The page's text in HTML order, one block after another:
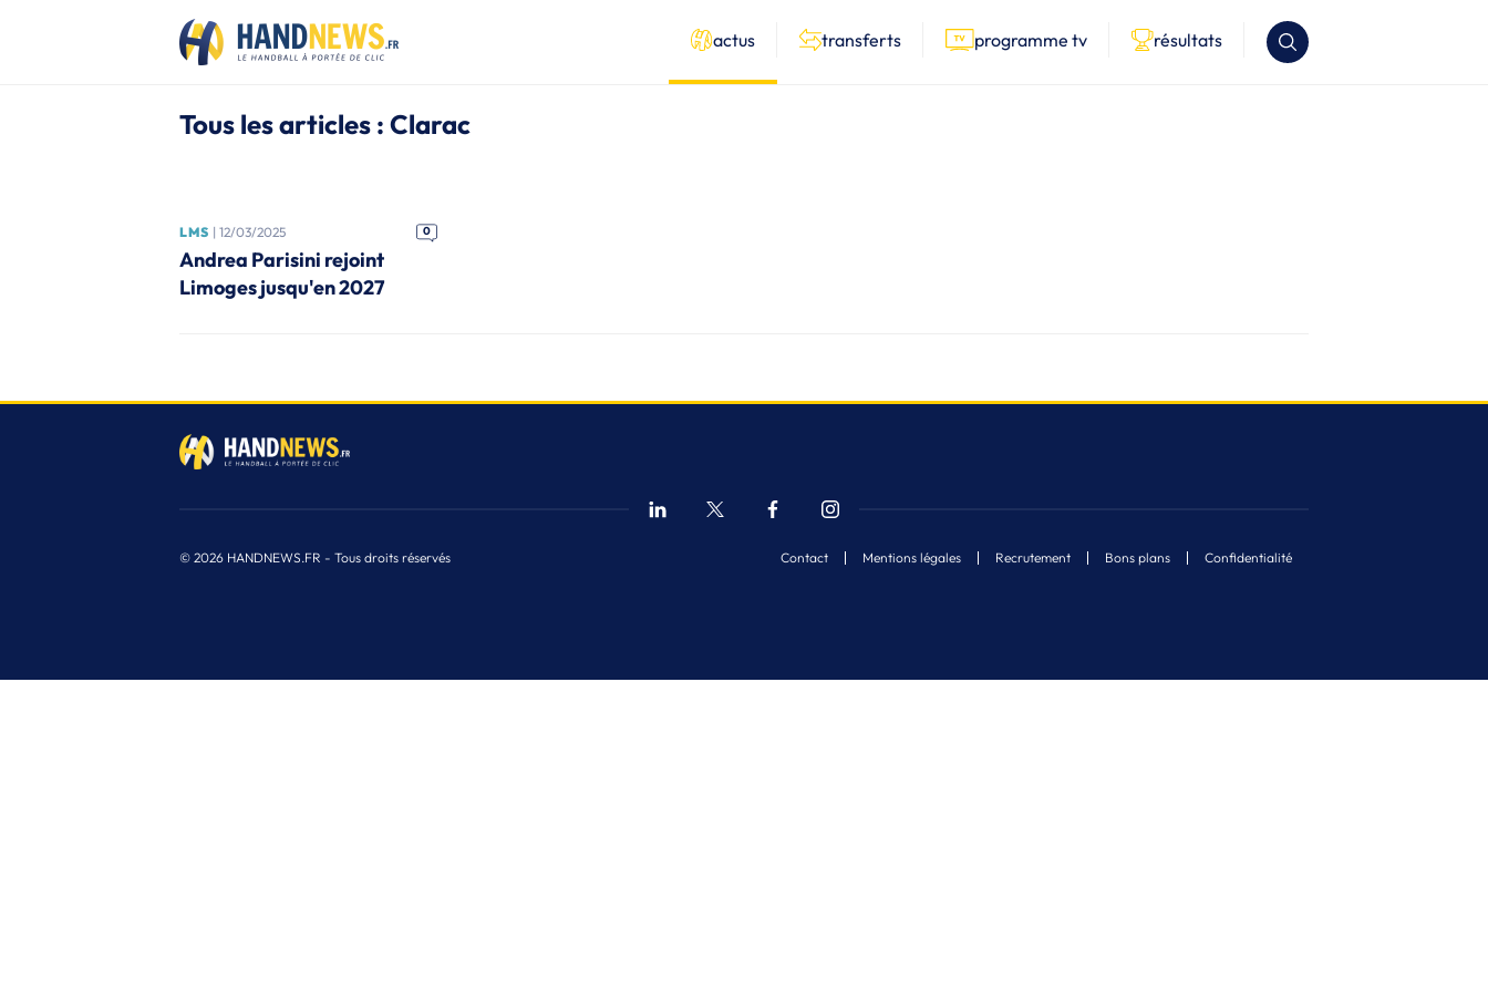
actus transferts programme tv résultats
Tous les articles : Clarac
LMS | 12/03/2025 0
Andrea Parisini rejoint
Limoges jusqu'en 2027
© 2026 HANDNEWS.FR - Tous droits réservés Contact Mentions légales Recrutement Bons plans Confidentialité